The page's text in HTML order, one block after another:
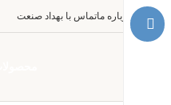
درباره ماتماس با بهداد صنعت